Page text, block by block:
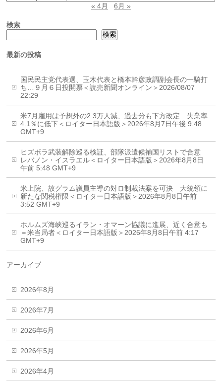
« 4月
6月 »
検索
検索
最新の投稿
国民民主党代表選、玉木代表と橋本幹彦政調副会長の一騎打
ち…９月６日投開票＜読売新聞オンライン＞2026/08/07
22:29
米7月雇用は予想外の2.3万人減、過去分も下方改定 失業率
4.1％に低下＜ロイター日本語版＞2026年8月7日午後 9:48
GMT+9
ヒズボラ武装解除巡る検証、部隊派遣候補国リストで合意
レバノン・イスラエル＜ロイター日本語版＞2026年8月8日
午前 5:48 GMT+9
米上院、故グラム議員主導の対ロ制裁法案を可決 大統領に
新たな関税権限＜ロイター日本語版＞2026年8月8日午前
3:52 GMT+9
ホルムズ海峡巡るイラン・オマーン協議に進展、近く合意も
＝米当局者＜ロイター日本語版＞2026年8月8日午前 4:17
GMT+9
アーカイブ
2026年8月
2026年7月
2026年6月
2026年5月
2026年4月